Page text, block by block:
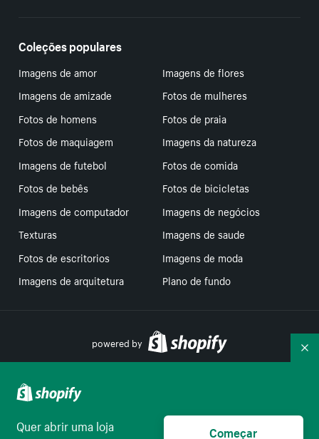
Coleções populares
Imagens de amor
Imagens de flores
Imagens de amizade
Fotos de mulheres
Fotos de homens
Fotos de praia
Fotos de maquiagem
Imagens da natureza
Imagens de futebol
Fotos de comida
Fotos de bebês
Fotos de bicicletas
Imagens de computador
Imagens de negócios
Texturas
Imagens de saude
Fotos de escritorios
Imagens de moda
Imagens de arquitetura
Plano de fundo
powered by
Suas escolhas de privacidade
Quer abrir uma loja
Começar